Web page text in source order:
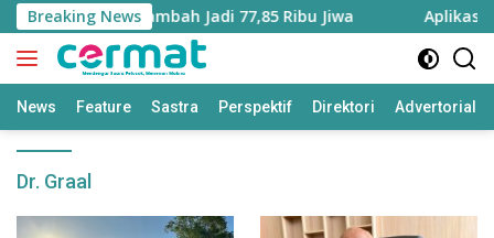
Langsung
ke
konten
Breaking News
Utara Bertambah Jadi 77,85 Ribu Jiwa Aplikasi
News Feature Sastra Perspektif Direktori Advertorial
Dr. Graal